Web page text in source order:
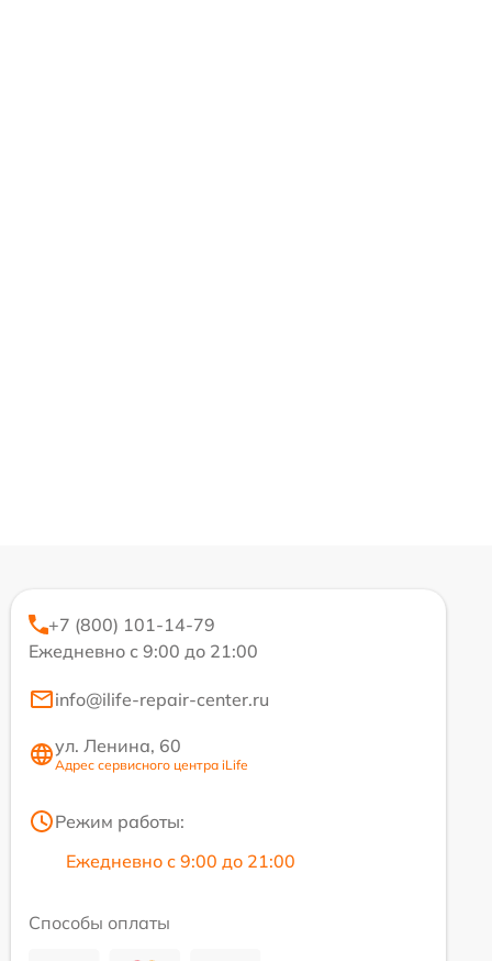
+7 (800) 101-14-79
Ежедневно с 9:00 до 21:00
info@ilife-repair-center.ru
ул. Ленина, 60
Адрес сервисного центра iLife
Режим работы:
Ежедневно с 9:00 до 21:00
Способы оплаты